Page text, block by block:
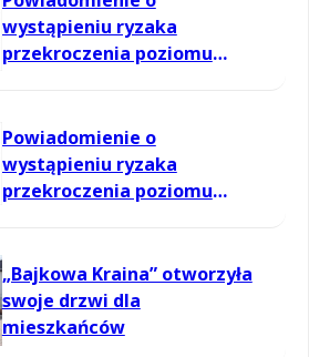
wystąpieniu ryzaka
przekroczenia poziomu
Powiadomienie o
wystąpieniu ryzaka
przekroczenia poziomu
„Bajkowa Kraina” otworzyła
swoje drzwi dla
mieszkańców